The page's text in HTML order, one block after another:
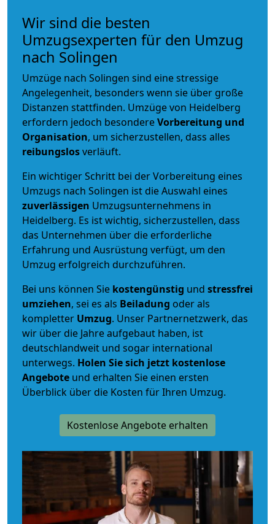
Wir sind die besten
Umzugsexperten für den Umzug
nach Solingen
Umzüge nach Solingen sind eine stressige
Angelegenheit, besonders wenn sie über große
Distanzen stattfinden. Umzüge von Heidelberg
erfordern jedoch besondereVorbereitung und
Organisation, um sicherzustellen, dass alles
reibungslosverläuft.
Ein wichtiger Schritt bei der Vorbereitung eines
Umzugs nach Solingen ist die Auswahl eines
zuverlässigen Umzugsunternehmens in
Heidelberg. Es ist wichtig, sicherzustellen, dass
das Unternehmen über die erforderliche
Erfahrung und Ausrüstung verfügt, um den
Umzug erfolgreich durchzuführen.
Bei uns können Sie kostengünstig und stressfrei
umziehen, sei es als Beiladung oder als
kompletter Umzug. Unser Partnernetzwerk, das
wir über die Jahre aufgebaut haben, ist
deutschlandweit und sogar international
unterwegs. Holen Sie sich jetzt kostenlose
Angebote und erhalten Sie einen ersten
Überblick über die Kosten für Ihren Umzug.
Kostenlose Angebote erhalten